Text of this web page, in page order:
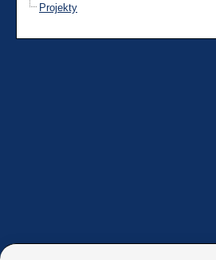
Projekty